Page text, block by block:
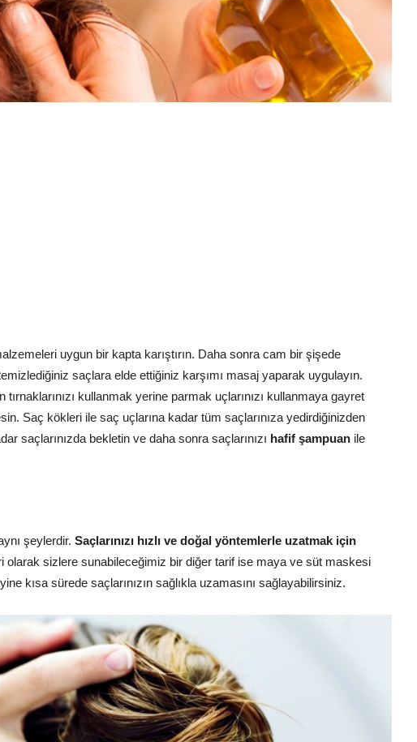
uygun bir kapta karıştırın. Daha sonra cam bir şişede
saçlara elde ettiğiniz karşımı masaj yaparak uygulayın.
tırnaklarınızı kullanmak yerine parmak uçlarınızı kullanmaya gayret
Saç kökleri ile saç uçlarına kadar tüm saçlarınıza yedirdiğinizden
saçlarınızda bekletin ve daha sonra saçlarınızı hafif şampuan ile
şeylerdir. Saçlarınızı hızlı ve doğal yöntemlerle uzatmak için
olarak sizlere sunabileceğimiz bir diğer tarif ise maya ve süt maskesi
kısa sürede saçlarınızın sağlıkla uzamasını sağlayabilirsiniz.